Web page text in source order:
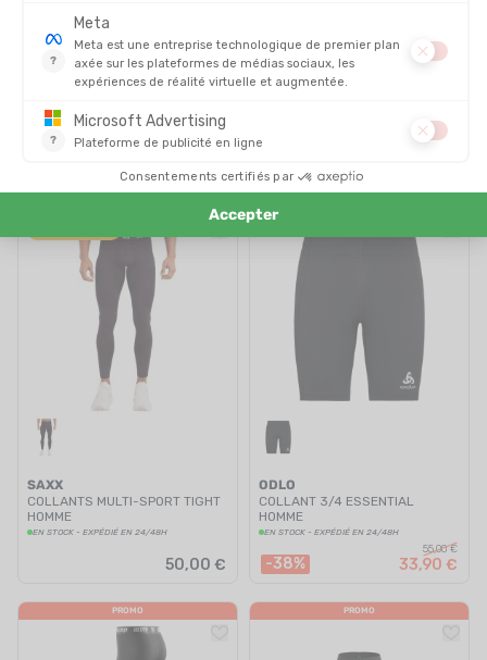
ADIDAS
CLIMACOOL FEMME
EN STOCK - EXPÉDIÉ EN 24/48H
65,00 €
DIADORA
SAXX
COLLANTS MULTI-SPORT TIGHT
HOMME
EN STOCK - EXPÉDIÉ EN 24/48H
50,00 €
ODLO
COLLANT 3/4 ESSENTIAL
HOMME
EN STOCK - EXPÉDIÉ EN 24/48H
-38%
55,00 €
33,90 €
PROMO PROMO